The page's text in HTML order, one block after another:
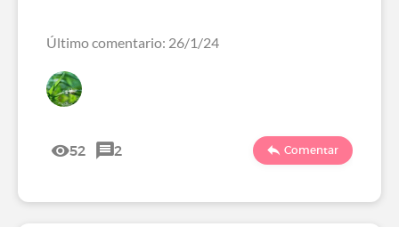
Último comentario: 26/1/24
52 2 Comentar